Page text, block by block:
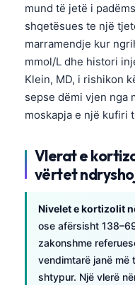
mund të jetë i
shqetësues te një
marramendje kur
mmol/L dhe histori
Klein, MD, i rishikon
sepse dëmi vjen nga
moskapja e një kufiri
Vlerat e
vërtet
Nivelet e kortizolit
ose afërsisht
zakonshme
vendimtarë janë më
shtypur. Një vlerë